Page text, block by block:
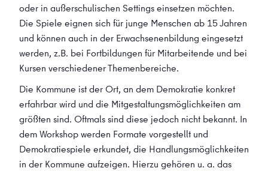
oder in außerschulischen Settings einsetzen möchten.
Die Spiele eignen sich für junge Menschen ab 15 Jahren
und können auch in der Erwachsenenbildung eingesetzt
werden, z.B. bei Fortbildungen für Mitarbeitende und bei
Kursen verschiedener Themenbereiche.
Die Kommune ist der Ort, an dem Demokratie konkret
erfahrbar wird und die Mitgestaltungsmöglichkeiten am
größten sind. Oftmals sind diese jedoch nicht bekannt. In
dem Workshop werden Formate vorgestellt und
Demokratiespiele erkundet, die Handlungsmöglichkeiten
in der Kommune aufzeigen. Hierzu gehören u. a. das